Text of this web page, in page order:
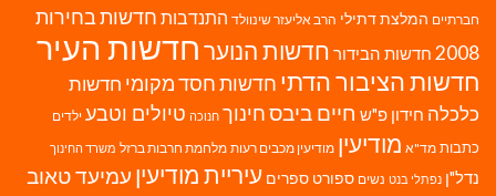
חברתיים המלצת דתילי הרב אליעזר שינוולד התנדבות חדשות בחירות
2008 חדשות הבידור חדשות הנוערחדשות העיר
חדשות הציבור הדתי חדשות חסד מקומי חדשות
כלכלה חידון פ"ש חיים ביבסחינוך חנוכה טיולים וטבע ילדים
כתבות מד"א מודיעין מודיעין מכבים רעות מלחמת חרבות ברזל משרד החינוך
נדל"ן נפתלי בנט נשים ספורט ספרים עיריית מודיעין עמיעד טאוב